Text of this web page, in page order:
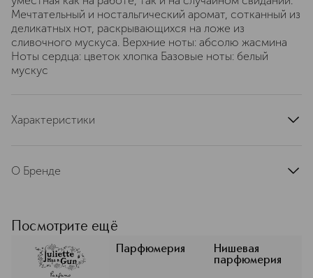
Мечтательный и ностальгический аромат, сотканный из
деликатных нот, раскрывающихся на ложе из
сливочного мускуса. Верхние ноты: абсолю жасмина
Ноты сердца: цветок хлопка Базовые ноты: белый
мускус
Характеристики
артикул
О Бренде
Риччи, правнуком Нины Риччи. Он
переосмыслил образ Джульетты XXI
века — самостоятельной, уверенной
и даже провокационной. Ароматы
Посмотрите ещё
Парфюмерия
Нишевая
парфюмерия